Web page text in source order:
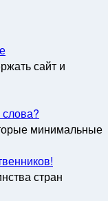
сайт и
минимальные
стран